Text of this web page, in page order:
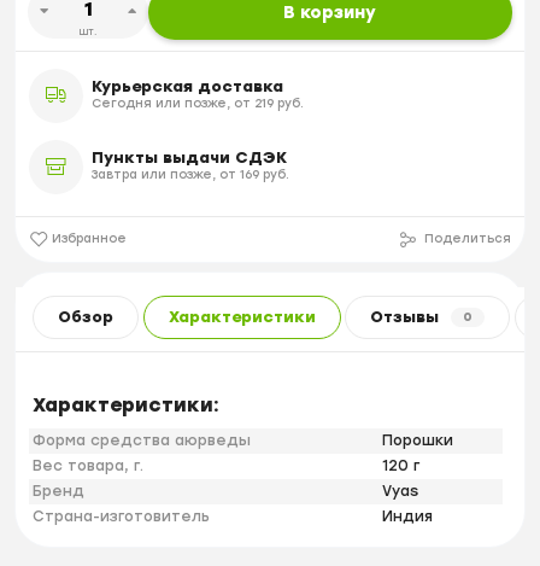
шт.
В корзину
Курьерская доставка
Сегодня или позже, от 219 руб.
Пункты выдачи СДЭК
Завтра или позже, от 169 руб.
Избранное Поделиться
Обзор Характеристики Отзывы 0
Характеристики:
Форма средства аюрведы
Порошки
Вес товара, г.
120 г
Бренд
Vyas
Страна-изготовитель
Индия